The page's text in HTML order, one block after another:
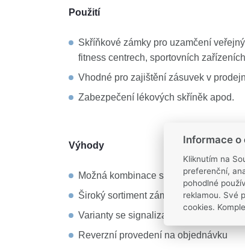
Použití
Skříňkové zámky pro uzamčení
fitness centrech, sportovních
Vhodné pro zajištění zásuvek v
Zabezpečení lékových skříněk apod.
Výhody
Možná kombinace se čtečkou karet,
Široký sortiment zámků pro každou
Varianty se signalizací a vyhazovací
Reverzní provedení na objednávku
Informace o
Kliknutím na
preferenční,
pohodlné
reklamou. Své
cookies.